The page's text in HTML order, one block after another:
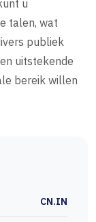
u
talen, wat
publiek
uitstekende
bereik willen
CN.IN